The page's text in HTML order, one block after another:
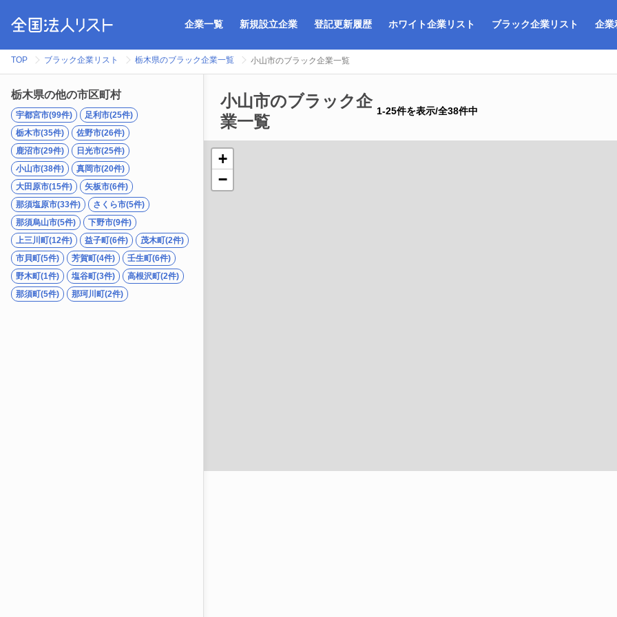
企業一覧 新規設立企業 登記更新履歴 ホワイト企業リスト ブラック企業リスト 企業
TOP ブラック企業リスト 栃木県のブラック企業一覧 小山市のブラック企業一覧
栃木県の他の市区町村
宇都宮市(99件)
足利市(25件)
栃木市(35件)
佐野市(26件)
鹿沼市(29件)
日光市(25件)
小山市(38件)
真岡市(20件)
大田原市(15件)
矢板市(6件)
那須塩原市(33件)
さくら市(5件)
那須烏山市(5件)
下野市(9件)
上三川町(12件)
益子町(6件)
茂木町(2件)
市貝町(5件)
芳賀町(4件)
壬生町(6件)
野木町(1件)
塩谷町(3件)
高根沢町(2件)
那須町(5件)
那珂川町(2件)
小山市のブラック企
業一覧
1-25件を表示/全38件中
+
−